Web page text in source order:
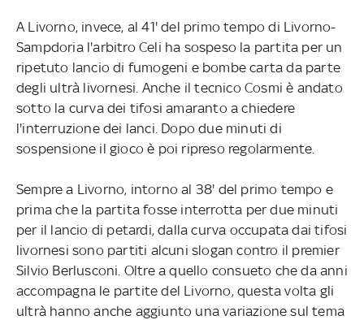
A Livorno, invece, al 41' del primo tempo di Livorno-
Sampdoria l'arbitro Celi ha sospeso la partita per un
ripetuto lancio di fumogeni e bombe carta da parte
degli ultrà livornesi. Anche il tecnico Cosmi è andato
sotto la curva dei tifosi amaranto a chiedere
l'interruzione dei lanci. Dopo due minuti di
sospensione il gioco è poi ripreso regolarmente.
Sempre a Livorno, intorno al 38' del primo tempo e
prima che la partita fosse interrotta per due minuti
per il lancio di petardi, dalla curva occupata dai tifosi
livornesi sono partiti alcuni slogan contro il premier
Silvio Berlusconi. Oltre a quello consueto che da anni
accompagna le partite del Livorno, questa volta gli
ultrà hanno anche aggiunto una variazione sul tema